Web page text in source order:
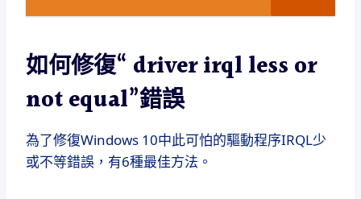
如何修復“ driver irql less or
not equal”錯誤
為了修復Windows 10中此可怕的驅動程序IRQL少
或不等錯誤，有6種最佳方法。